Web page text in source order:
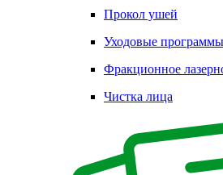
Прокол ушей
Уходовые программы
Фракционное
Чистка лица